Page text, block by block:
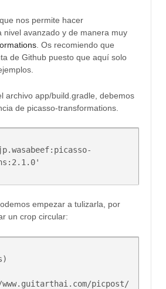
nos permite hacer
nivel avanzado y de manera muy
. Os recomiendo que
de Github puesto que aquí solo
archivo app/build.gradle, debemos
de picasso-transformations.
empezar a tulizarla, por
un crop circular:
picpost/